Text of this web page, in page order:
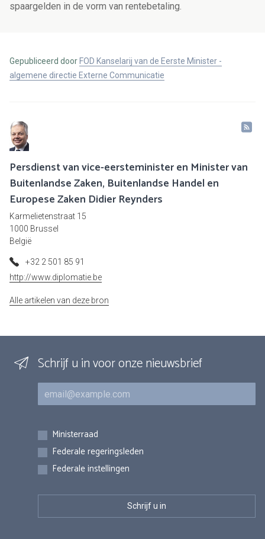
spaargelden in de vorm van rentebetaling.
Gepubliceerd door FOD Kanselarij van de Eerste Minister -
algemene directie Externe Communicatie
Persdienst van vice-eersteminister en Minister van
Buitenlandse Zaken, Buitenlandse Handel en
Europese Zaken Didier Reynders
Karmelietenstraat 15
1000 Brussel
België
+32 2 501 85 91
http://www.diplomatie.be
Alle artikelen van deze bron
Schrijf u in voor onze nieuwsbrief
E-mail
Inschrijvingen
Ministerraad
Federale regeringsleden
Federale instellingen